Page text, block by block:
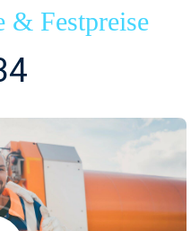
& Festpreise